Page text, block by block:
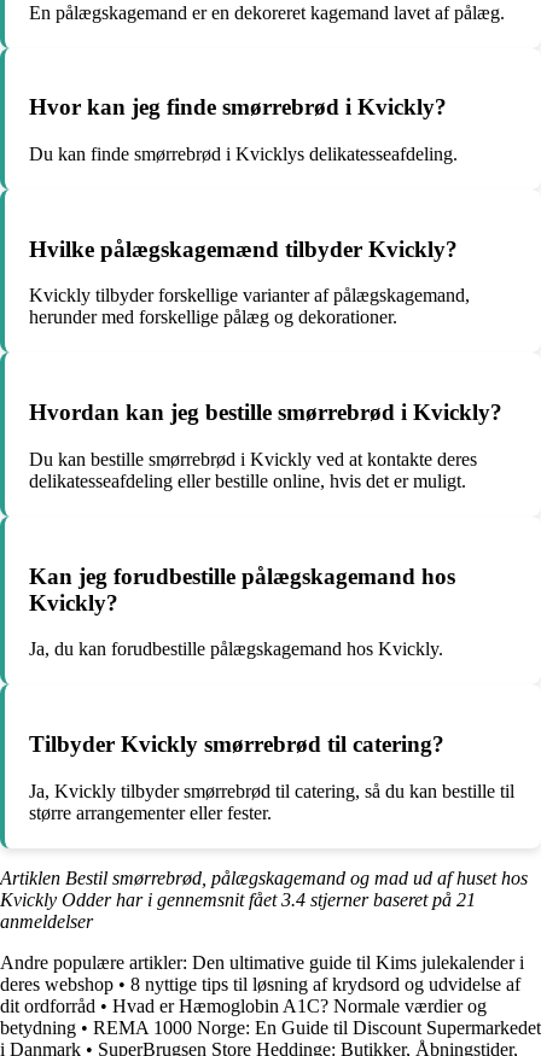
En pålægskagemand er en dekoreret kagemand lavet af pålæg.
Hvor kan jeg finde smørrebrød i Kvickly?
Du kan finde smørrebrød i Kvicklys delikatesseafdeling.
Hvilke pålægskagemænd tilbyder Kvickly?
Kvickly tilbyder forskellige varianter af pålægskagemand,
herunder med forskellige pålæg og dekorationer.
Hvordan kan jeg bestille smørrebrød i Kvickly?
Du kan bestille smørrebrød i Kvickly ved at kontakte deres
delikatesseafdeling eller bestille online, hvis det er muligt.
Kan jeg forudbestille pålægskagemand hos
Kvickly?
Ja, du kan forudbestille pålægskagemand hos Kvickly.
Tilbyder Kvickly smørrebrød til catering?
Ja, Kvickly tilbyder smørrebrød til catering, så du kan bestille til
større arrangementer eller fester.
Artiklen Bestil smørrebrød, pålægskagemand og mad ud af huset hos
Kvickly Odder har i gennemsnit fået3.4 stjerner baseret på 21
anmeldelser
Andre populære artikler: Den ultimative guide til Kims julekalender i
deres webshop • 8 nyttige tips til løsning af krydsord og udvidelse af
dit ordforråd • Hvad er Hæmoglobin A1C? Normale værdier og
betydning • REMA 1000 Norge: En Guide til Discount Supermarkedet
i Danmark • SuperBrugsen Store Heddinge: Butikker, Åbningstider,